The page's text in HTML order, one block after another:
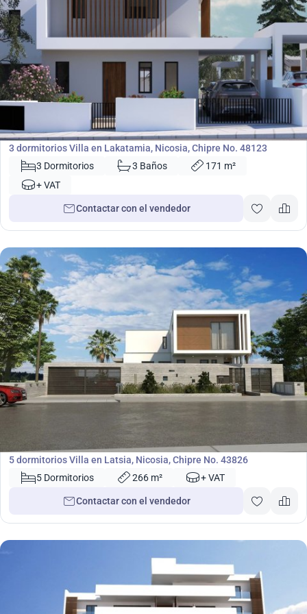
€425 000
Villa
3 dormitorios Villa en Lakatamia, Nicosia, Chipre No. 48123
3 Dormitorios
3 Baños
171 m²
+ VAT
Contactar con el vendedor
5 dormitorios Villa en Latsia, Nicosia, Chipre No. 43826
5 Dormitorios
266 m² + VAT
Contactar con el vendedor